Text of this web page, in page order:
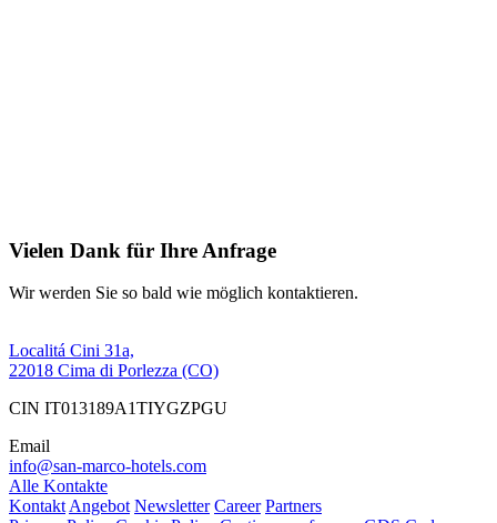
Vielen Dank für Ihre Anfrage
Wir werden Sie so bald wie möglich kontaktieren.
Localitá Cini 31a,
22018 Cima di Porlezza (CO)
CIN IT013189A1TIYGZPGU
Email
info@san-marco-hotels.com
Alle Kontakte
Kontakt Angebot Newsletter Career Partners